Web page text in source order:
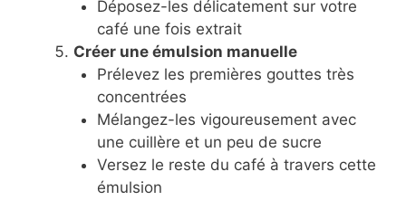
Déposez-les délicatement sur votre
café une fois extrait
Créer une émulsion manuelle
Prélevez les premières gouttes très
concentrées
Mélangez-les vigoureusement avec
une cuillère et un peu de sucre
Versez le reste du café à travers cette
émulsion